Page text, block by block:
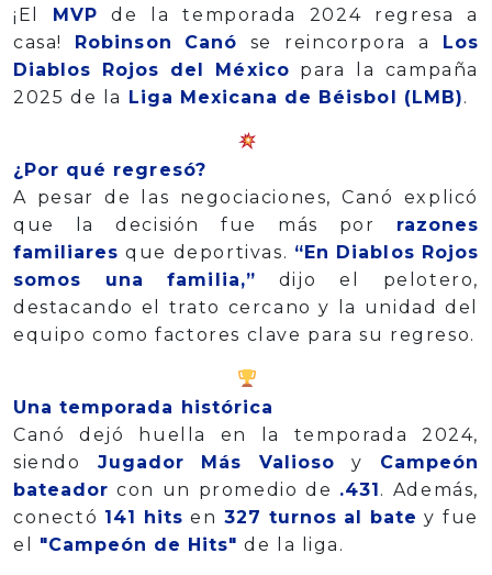
¡El MVP de la temporada 2024 regresa a
casa! Robinson Canó se reincorpora a Los
Diablos Rojos del México para la campaña
2025 de la Liga Mexicana de Béisbol (LMB).
¿Por qué regresó?
A pesar de las negociaciones, Canó explicó
que la decisión fue más por razones
familiares que deportivas. “En Diablos Rojos
somos una familia,” dijo el pelotero,
destacando el trato cercano y la unidad del
equipo como factores clave para su regreso.
Una temporada histórica
Canó dejó huella en la temporada 2024,
siendo Jugador Más Valioso y Campeón
bateador con un promedio de .431. Además,
conectó 141 hits en 327 turnos al bate y fue
el "Campeón de Hits" de la liga.